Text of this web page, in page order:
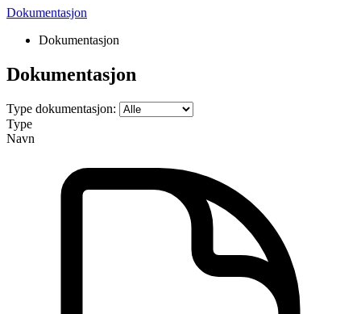
Dokumentasjon
Dokumentasjon
Dokumentasjon
Type dokumentasjon:
Type
Navn